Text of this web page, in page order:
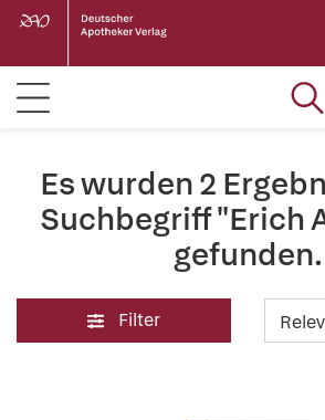
Es wurden 2
Suchbegriff "Erich
gefunden.
Filter